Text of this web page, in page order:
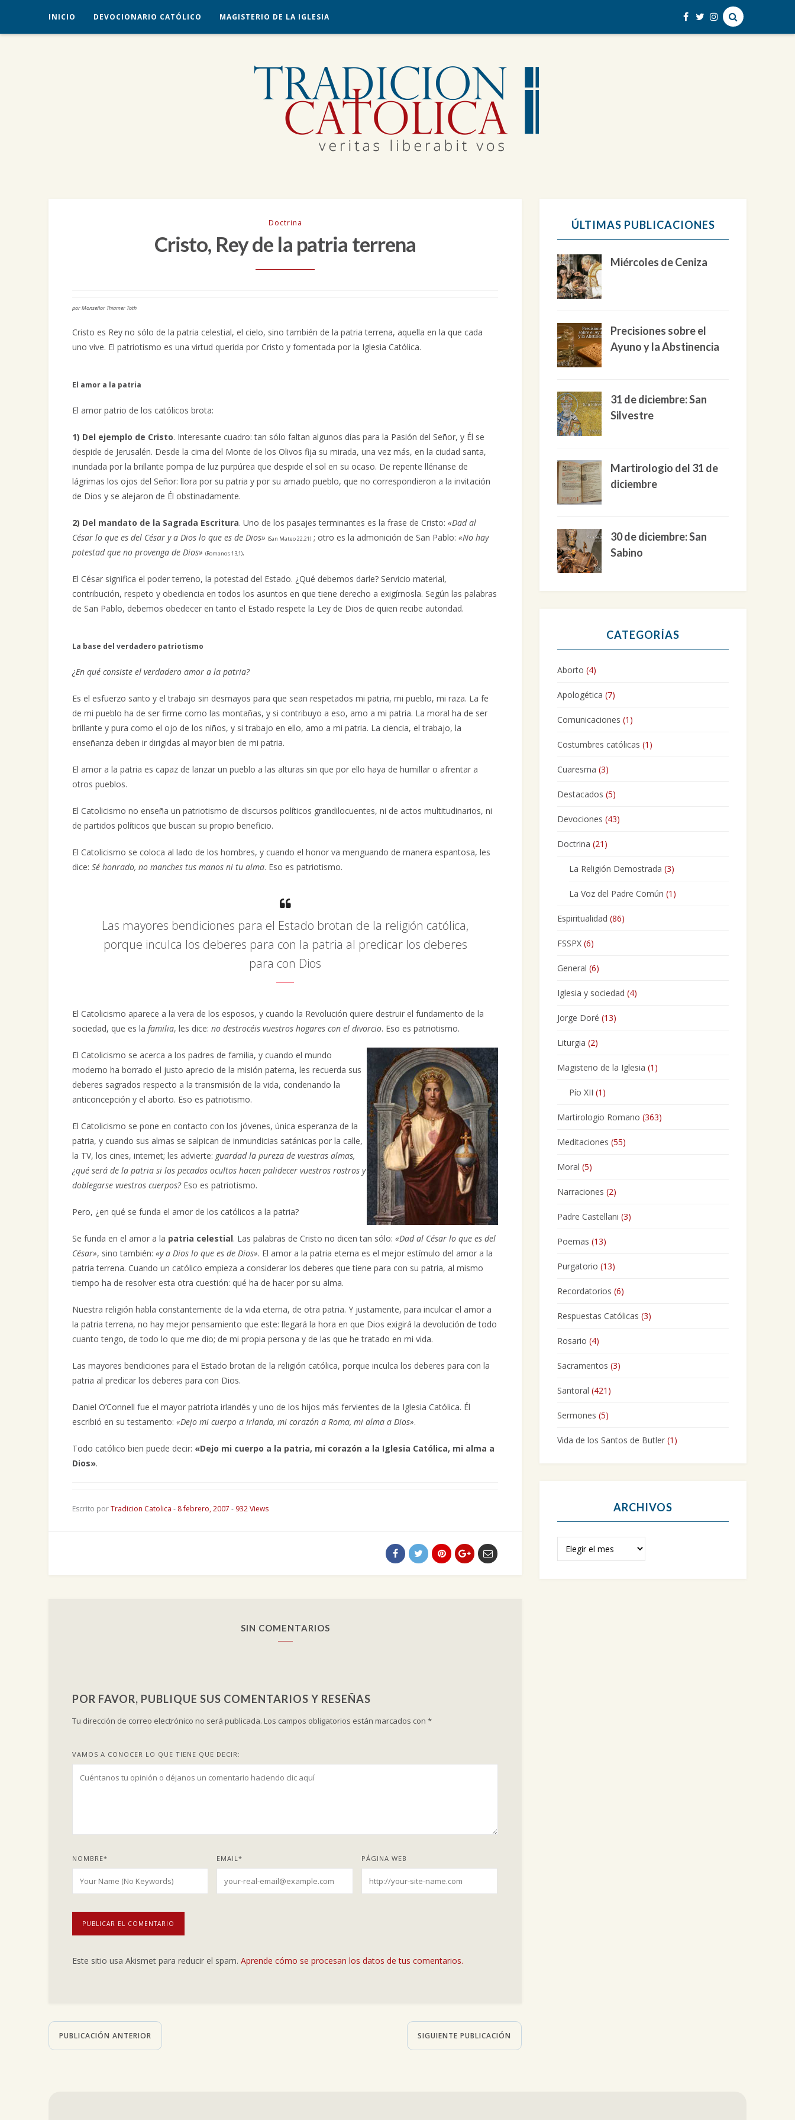
INICIO DEVOCIONARIO CATÓLICO MAGISTERIO DE LA IGLESIA
Doctrina
Cristo, Rey de la patria terrena
por Monseñor Thiamer Toth
Cristo es Rey no sólo de la patria celestial, el cielo, sino también de la patria terrena, aquella en la que cada
uno vive. El patriotismo es una virtud querida por Cristo y fomentada por la Iglesia Católica.
El amor a la patria
El amor patrio de los católicos brota:
1) Del ejemplo de Cristo. Interesante cuadro: tan sólo faltan algunos días para la Pasión del Señor, y Él se
despide de Jerusalén. Desde la cima del Monte de los Olivos fija su mirada, una vez más, en la ciudad santa,
inundada por la brillante pompa de luz purpúrea que despide el sol en su ocaso. De repente llénanse de
lágrimas los ojos del Señor: llora por su patria y por su amado pueblo, que no correspondieron a la invitación
de Dios y se alejaron de Él obstinadamente.
2) Del mandato de la Sagrada Escritura. Uno de los pasajes terminantes es la frase de Cristo: «Dad al
César lo que es del César y a Dios lo que es de Dios» (San Mateo 22,21) ; otro es la admonición de San Pablo: «No hay
potestad que no provenga de Dios» (Romanos 13,1).
El César significa el poder terreno, la potestad del Estado. ¿Qué debemos darle? Servicio material,
contribución, respeto y obediencia en todos los asuntos en que tiene derecho a exigírnosla. Según las palabras
de San Pablo, debemos obedecer en tanto el Estado respete la Ley de Dios de quien recibe autoridad.
La base del verdadero patriotismo
¿En qué consiste el verdadero amor a la patria?
Es el esfuerzo santo y el trabajo sin desmayos para que sean respetados mi patria, mi pueblo, mi raza. La fe
de mi pueblo ha de ser firme como las montañas, y si contribuyo a eso, amo a mi patria. La moral ha de ser
brillante y pura como el ojo de los niños, y si trabajo en ello, amo a mi patria. La ciencia, el trabajo, la
enseñanza deben ir dirigidas al mayor bien de mi patria.
El amor a la patria es capaz de lanzar un pueblo a las alturas sin que por ello haya de humillar o afrentar a
otros pueblos.
El Catolicismo no enseña un patriotismo de discursos políticos grandilocuentes, ni de actos multitudinarios, ni
de partidos políticos que buscan su propio beneficio.
El Catolicismo se coloca al lado de los hombres, y cuando el honor va menguando de manera espantosa, les
dice: Sé honrado, no manches tus manos ni tu alma. Eso es patriotismo.
Las mayores bendiciones para el Estado brotan de la religión católica,
porque inculca los deberes para con la patria al predicar los deberes
para con Dios
El Catolicismo aparece a la vera de los esposos, y cuando la Revolución quiere destruir el fundamento de la
sociedad, que es la familia, les dice: no destrocéis vuestros hogares con el divorcio. Eso es patriotismo.
El Catolicismo se acerca a los padres de familia, y cuando el mundo
moderno ha borrado el justo aprecio de la misión paterna, les recuerda sus
deberes sagrados respecto a la transmisión de la vida, condenando la
anticoncepción y el aborto. Eso es patriotismo.
El Catolicismo se pone en contacto con los jóvenes, única esperanza de la
patria, y cuando sus almas se salpican de inmundicias satánicas por la calle,
la TV, los cines, internet; les advierte: guardad la pureza de vuestras almas,
¿qué será de la patria si los pecados ocultos hacen palidecer vuestros rostros y
doblegarse vuestros cuerpos?Eso es patriotismo.
Pero, ¿en qué se funda el amor de los católicos a la patria?
Se funda en el amor a la patria celestial. Las palabras de Cristo no dicen tan sólo: «Dad al César lo que es del
César», sino también: «y a Dios lo que es de Dios». El amor a la patria eterna es el mejor estímulo del amor a la
patria terrena. Cuando un católico empieza a considerar los deberes que tiene para con su patria, al mismo
tiempo ha de resolver esta otra cuestión: qué ha de hacer por su alma.
Nuestra religión habla constantemente de la vida eterna, de otra patria. Y justamente, para inculcar el amor a
la patria terrena, no hay mejor pensamiento que este: llegará la hora en que Dios exigirá la devolución de todo
cuanto tengo, de todo lo que me dio; de mi propia persona y de las que he tratado en mi vida.
Las mayores bendiciones para el Estado brotan de la religión católica, porque inculca los deberes para con la
patria al predicar los deberes para con Dios.
Daniel O’Connell fue el mayor patriota irlandés y uno de los hijos más fervientes de la Iglesia Católica. Él
escribió en su testamento: «Dejo mi cuerpo a Irlanda, mi corazón a Roma, mi alma a Dios».
Todo católico bien puede decir: «Dejo mi cuerpo a la patria, mi corazón a la Iglesia Católica, mi alma a
Dios».
Escrito porTradicion Catolica - 8 febrero, 2007 - 932 Views
SIN COMENTARIOS
POR FAVOR, PUBLIQUE SUS COMENTARIOS Y RESEÑAS
Tu dirección de correo electrónico no será publicada. Los campos obligatorios están marcados con *
VAMOS A CONOCER LO QUE TIENE QUE DECIR:
NOMBRE* EMAIL* PÁGINA WEB
Este sitio usa Akismet para reducir el spam. Aprende cómo se procesan los datos de tus comentarios.
PUBLICACIÓN ANTERIOR SIGUIENTE PUBLICACIÓN
ÚLTIMAS PUBLICACIONES
Miércoles de Ceniza
Precisiones sobre el
Ayuno y la Abstinencia
31 de diciembre: San
Silvestre
Martirologio del 31 de
diciembre
30 de diciembre: San
Sabino
CATEGORÍAS
Aborto (4)
Apologética (7)
Comunicaciones (1)
Costumbres católicas (1)
Cuaresma (3)
Destacados (5)
Devociones (43)
Doctrina (21)
La Religión Demostrada (3)
La Voz del Padre Común (1)
Espiritualidad (86)
FSSPX (6)
General (6)
Iglesia y sociedad (4)
Jorge Doré (13)
Liturgia (2)
Magisterio de la Iglesia (1)
Pío XII (1)
Martirologio Romano (363)
Meditaciones (55)
Moral (5)
Narraciones (2)
Padre Castellani (3)
Poemas (13)
Purgatorio (13)
Recordatorios (6)
Respuestas Católicas (3)
Rosario (4)
Sacramentos (3)
Santoral (421)
Sermones (5)
Vida de los Santos de Butler (1)
ARCHIVOS